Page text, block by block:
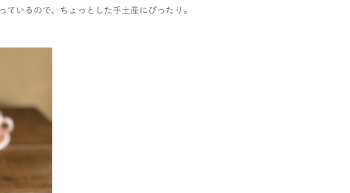
いるので、ちょっとした手土産にぴったり。